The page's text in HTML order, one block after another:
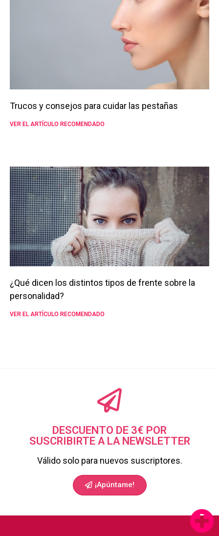
Trucos y consejos para cuidar las pestañas
VER EL ARTÍCULO RECOMENDADO
¿Qué dicen los distintos tipos de frente sobre la
personalidad?
VER EL ARTÍCULO RECOMENDADO
DESCUENTO DE 3€ POR
SUSCRIBIRTE A LA NEWSLETTER
Válido solo para nuevos suscriptores.
¡Apúntame!